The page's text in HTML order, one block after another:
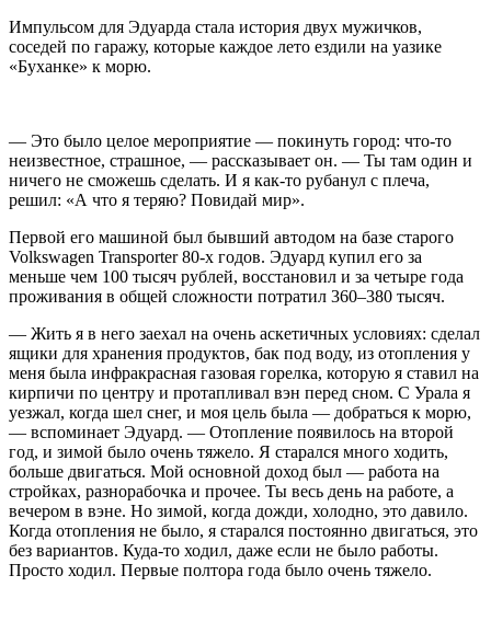
Импульсом для Эдуарда стала история двух мужичков,
соседей по гаражу, которые каждое лето ездили на уазике
«Буханке» к морю.
— Это было целое мероприятие — покинуть город: что-то
неизвестное, страшное, — рассказывает он. — Ты там один и
ничего не сможешь сделать. И я как-то рубанул с плеча,
решил: «А что я теряю? Повидай мир».
Первой его машиной был бывший автодом на базе старого
Volkswagen Transporter 80-х годов. Эдуард купил его за
меньше чем 100 тысяч рублей, восстановил и за четыре года
проживания в общей сложности потратил 360–380 тысяч.
— Жить я в него заехал на очень аскетичных условиях: сделал
ящики для хранения продуктов, бак под воду, из отопления у
меня была инфракрасная газовая горелка, которую я ставил на
кирпичи по центру и протапливал вэн перед сном. С Урала я
уезжал, когда шел снег, и моя цель была — добраться к морю,
— вспоминает Эдуард. — Отопление появилось на второй
год, и зимой было очень тяжело. Я старался много ходить,
больше двигаться. Мой основной доход был — работа на
стройках, разнорабочка и прочее. Ты весь день на работе, а
вечером в вэне. Но зимой, когда дожди, холодно, это давило.
Когда отопления не было, я старался постоянно двигаться, это
без вариантов. Куда-то ходил, даже если не было работы.
Просто ходил. Первые полтора года было очень тяжело.